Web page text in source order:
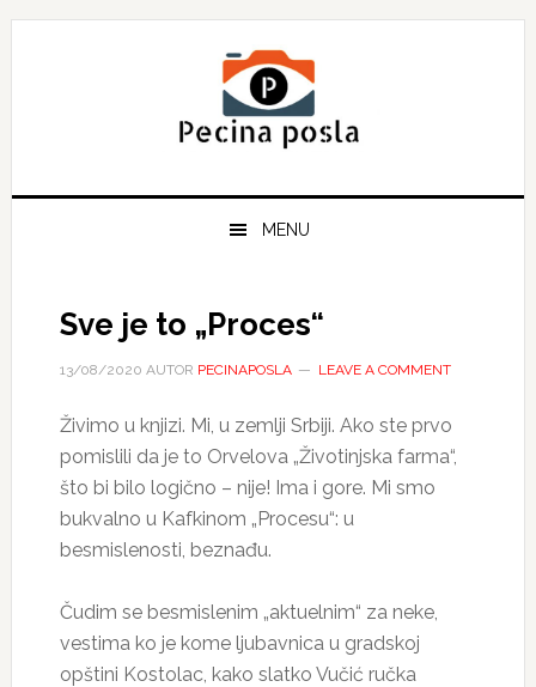
Skip
Skip
Skip
MENU
Sve je to „Proces“
13/08/2020 AUTOR PECINAPOSLA LEAVE A COMMENT
Živimo u knjizi. Mi, u zemlji Srbiji. Ako ste prvo
pomislili da je to Orvelova „Životinjska farma“,
što bi bilo logično – nije! Ima i gore. Mi smo
bukvalno u Kafkinom „Procesu“: u
besmislenosti, beznađu.
Čudim se besmislenim „aktuelnim“ za neke,
vestima ko je kome ljubavnica u gradskoj
opštini Kostolac, kako slatko Vučić ručka